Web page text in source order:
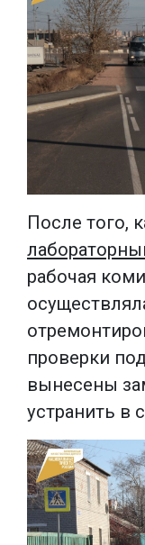
После того,
рабочая
проверки
вынесены
устранить в